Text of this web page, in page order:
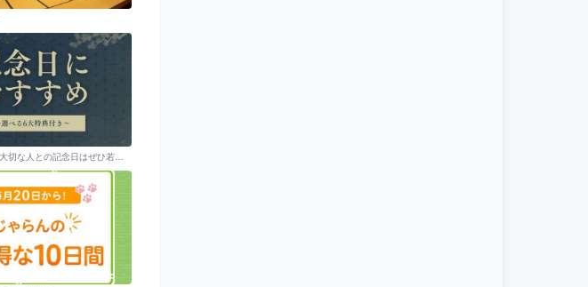
選べる特典つき！大切な人との記念日はぜひ若松で